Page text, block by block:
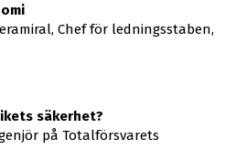
Chef för ledningsstaben,
säkerhet?
på Totalförsvarets